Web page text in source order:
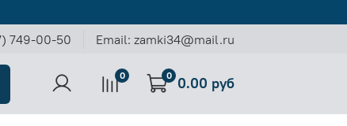
749-00-50 Email: zamki34@mail.ru
0 0 0.00 руб